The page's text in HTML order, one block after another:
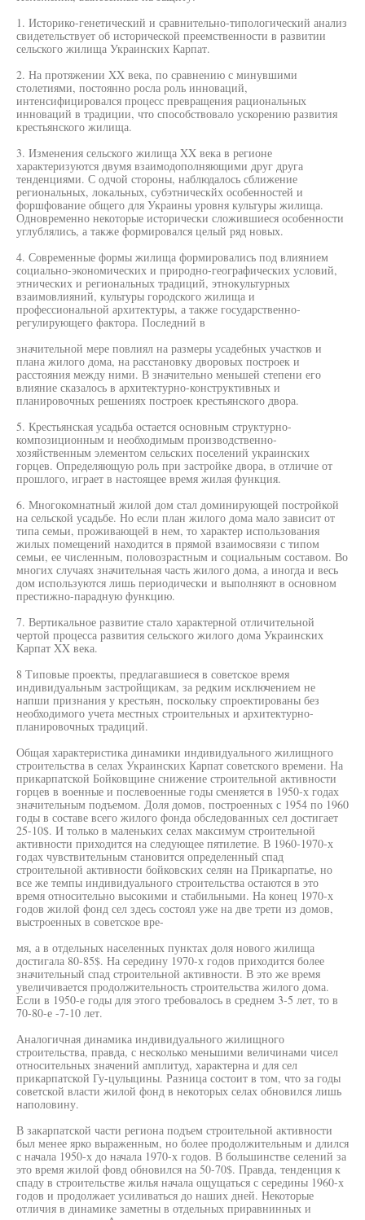
1. Историко-генетический и сравнительно-типологический анализ
свидетельствует об исторической преемственности в развитии
сельского жилища Украинских Карпат.
2. На протяжении XX века, по сравнению с минувшими
столетиями, постоянно росла роль инноваций,
интенсифицировался процесс превращения рациональных
инноваций в традиции, что способствовало ускорению развития
крестьянского жилища.
3. Изменения сельского жилища XX века в регионе
характеризуются двумя взаимодополняющими друг друга
тенденциями. С одчой стороны, наблюдалось сближение
региональных, локальных, субэтническйх особенностей и
форшфование общего для Украины уровня культуры жилища.
Одновременно некоторые исторически сложившиеся особенности
углублялись, а также формировался целый ряд новых.
4. Современные формы жилища формировались под влиянием
социально-экономических и природно-географических условий,
этнических и региональных традиций, этнокультурных
взаимовлияний, культуры городского жилища и
профессиональной архитектуры, а также государственно-
регулирующего фактора. Последний в
значительной мере повлиял на размеры усадебных участков и
плана жилого дома, на расстановку дворовых построек и
расстояния между ними. В значительно меньшей степени его
влияние сказалось в архитектурно-конструктивных и
планировочных решениях построек крестьянского двора.
5. Крестьянская усадьба остается основным структурно-
композиционным и необходимым производственно-
хозяйственным элементом сельских поселений украинских
горцев. Определяющую роль при застройке двора, в отличие от
прошлого, играет в настоящее время жилая функция.
6. Многокомнатный жилой дом стал доминирующей постройкой
на сельской усадьбе. Но если план жилого дома мало зависит от
типа семьи, проживающей в нем, то характер использования
жилых помещений находится в прямой взаимосвязи с типом
семьи, ее численным, половозрастным и социальным составом. Во
многих случаях значительная часть жилого дома, а иногда и весь
дом используются лишь периодически и выполняют в основном
престижно-парадную функцию.
7. Вертикальное развитие стало характерной отличительной
чертой процесса развития сельского жилого дома Украинских
Карпат XX века.
8 Типовые проекты, предлагавшиеся в советское время
индивидуальным застройщикам, за редким исключением не
напши признания у крестьян, поскольку спроектированы без
необходимого учета местных строительных и архитектурно-
планировочных традиций.
Общая характеристика динамики индивидуального жилищного
строительства в селах Украинских Карпат советского времени. На
прикарпатской Бойковщине снижение строительной активности
горцев в военные и послевоенные годы сменяется в 1950-х годах
значительным подъемом. Доля домов, построенных с 1954 по 1960
годы в составе всего жилого фонда обследованных сел достигает
25-10$. И только в маленьких селах максимум строительной
активности приходится на следующее пятилетие. В 1960-1970-х
годах чувствительным становится определенный спад
строительной активности бойковских селян на Прикарпатье, но
все же темпы индивидуального строительства остаются в это
время относительно высокими и стабильными. На конец 1970-х
годов жилой фонд сел здесь состоял уже на две трети из домов,
выстроенных в советское вре-
мя, а в отдельных населенных пунктах доля нового жилища
достигала 80-85$. На середину 1970-х годов приходится более
значительный спад строительной активности. В это же время
увеличивается продолжительность строительства жилого дома.
Если в 1950-е годы для этого требовалось в среднем 3-5 лет, то в
70-80-е -7-10 лет.
Аналогичная динамика индивидуального жилищного
строительства, правда, с несколько меньшими величинами чисел
относительных значений амплитуд, характерна и для сел
прикарпатской Гу-цулыцины. Разница состоит в том, что за годы
советской власти жилой фонд в некоторых селах обновился лишь
наполовину.
В закарпатской части региона подъем строительной активности
был менее ярко выраженным, но более продолжительным и длился
с начала 1950-х до начала 1970-х годов. В большинстве селений за
это время жилой фовд обновился на 50-70$. Правда, тенденция к
спаду в строительстве жилья начала ощущаться с середины 1960-х
годов и продолжает усиливаться до наших дней. Некоторые
отличия в динамике заметны в отдельных приравнинных и